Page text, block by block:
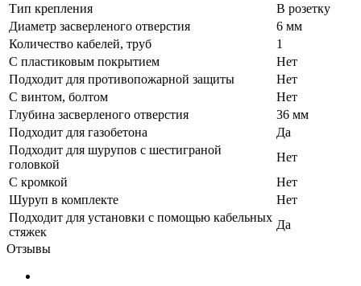
Тип крепления
В розетку
Диаметр засверленого отверстия
6 мм
Количество кабелей, труб
1
С пластиковым покрытием
Нет
Подходит для противопожарной защиты
Нет
С винтом, болтом
Нет
Глубина засверленого отверстия
36 мм
Подходит для газобетона
Да
Подходит для шурупов с шестиграной
головкой
Нет
С кромкой
Нет
Шуруп в комплекте
Нет
Подходит для установки с помощью кабельных
стяжек
Да
Отзывы